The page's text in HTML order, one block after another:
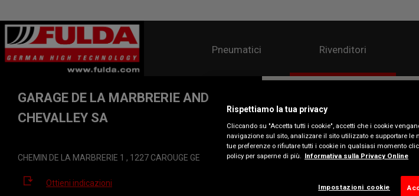
Pneumatici Rivenditori
GARAGE DE LA MARBRERIE ANDRÉ
CHEVALLEY SA
CHEMIN DE LA MARBRERIE 1 , 1227 CAROUGE GE
Ottieni indicazioni
Rispettiamo la tua privacy
Cliccando su "Accetta tutti i cookie", accetti che i cookie
navigazione sul sito, analizzare il sito utilizzato e supportare
tue preferenze o rifiutare tutti i cookie in qualsiasi momento
policy per saperne di più.
Informativa sulla Privacy Online
Impostazioni cookie